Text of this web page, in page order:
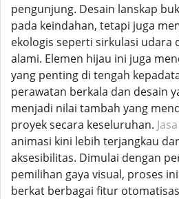
pengunjung. Desain lanskap
pada keindahan, tetapi juga
ekologis seperti sirkulasi udara
alami. Elemen hijau ini juga
yang penting di tengah
perawatan berkala dan desain
menjadi nilai tambah yang
proyek secara keseluruhan.
animasi kini lebih terjangkau
aksesibilitas. Dimulai dengan
pemilihan gaya visual, proses
berkat berbagai fitur